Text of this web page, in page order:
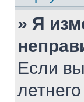
» Я
Если